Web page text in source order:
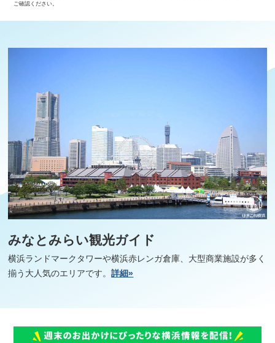
ご確認ください。
みなとみらい観光ガイド
横浜ランドマークタワーや横浜赤レンガ倉庫、大型商業施設が多く
揃う大人気のエリアです。詳細»